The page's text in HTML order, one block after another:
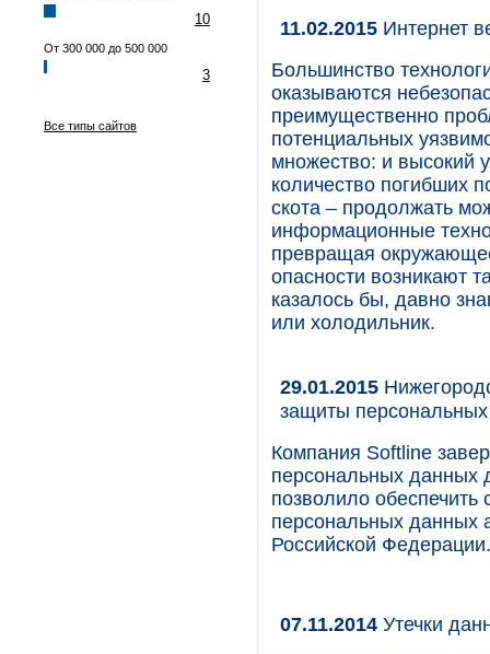
10
От 300 000 до 500 000
3
Все типы сайтов
11.02.2015 Интернет
Большинство
оказываются
преимущественно
потенциальных
множество: и высокий
количество погибших
скота – продолжать
информационные
превращая
опасности возникают
казалось бы, давно
или холодильник.
29.01.2015
защиты
Компания Softline
персональных данных
позволило обеспечить
персональных данных
Российской Федерации.
07.11.2014 Утечки